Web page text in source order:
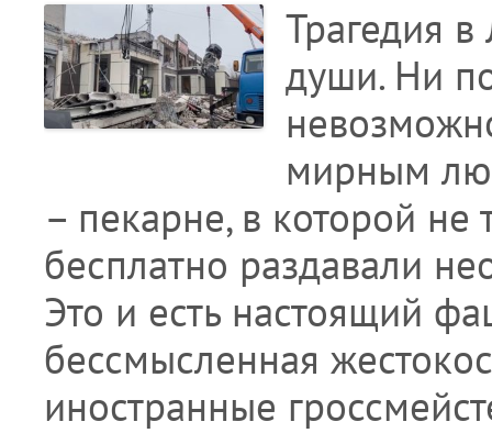
Трагедия
души. Ни
мирным
– пекарне, в которой не
бесплатно раздавали
Это и есть настоящий
бессмысленная
иностранные